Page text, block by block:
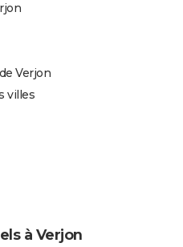
Verjon
villes
à Verjon